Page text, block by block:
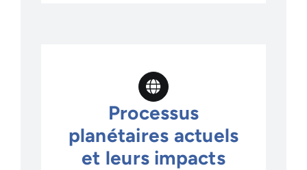
Processus
planétaires actuels
et leurs impacts